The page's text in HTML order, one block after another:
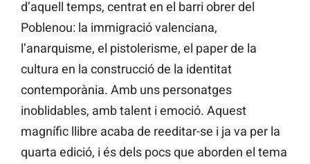
d’aquell temps, centrat en el barri obrer del
Poblenou: la immigració valenciana,
l’anarquisme, el pistolerisme, el paper de la
cultura en la construcció de la identitat
contemporània. Amb uns personatges
inoblidables, amb talent i emoció. Aquest
magnífic llibre acaba de reeditar-se i ja va per la
quarta edició, i és dels pocs que aborden el tema